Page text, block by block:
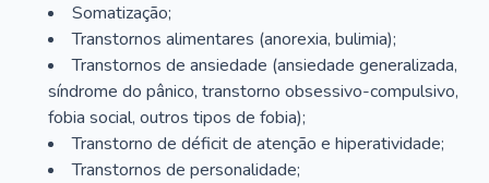
Somatização;
Transtornos alimentares (anorexia, bulimia);
Transtornos de ansiedade (ansiedade generalizada,
síndrome do pânico, transtorno obsessivo-compulsivo,
fobia social, outros tipos de fobia);
Transtorno de déficit de atenção e hiperatividade;
Transtornos de personalidade;